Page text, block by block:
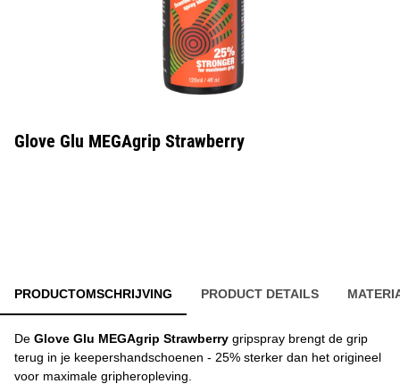
Glove Glu MEGAgrip Strawberry
PRODUCTOMSCHRIJVING PRODUCT DETAILS
De Glove Glu MEGAgrip Strawberry gripspray brengt de grip
terug in je keepershandschoenen - 25% sterker dan het origineel
voor maximale gripheropleving.